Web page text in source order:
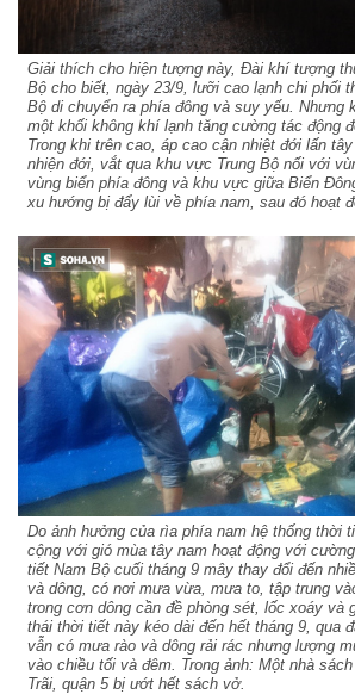
Giải thích cho hiện tượng này, Đài khí tượng
Bộ cho biết, ngày 23/9, lưỡi cao lạnh chi phối
Bộ di chuyển ra phía đông và suy yếu. Nhưng
một khối không khí lạnh tăng cường tác động
Trong khi trên cao, áp cao cận nhiệt đới lấn
nhiện đới, vắt qua khu vực Trung Bộ nối với
vùng biển phía đông và khu vực giữa Biển
xu hướng bị đẩy lùi về phía nam, sau đó hoạt
Do ảnh hưởng của rìa phía nam hệ thống thời
cộng với gió mùa tây nam hoạt động với
tiết Nam Bộ cuối tháng 9 mây thay đổi đến
và dông, có nơi mưa vừa, mưa to, tập trung
trong cơn dông cần đề phòng sét, lốc xoáy và
thái thời tiết này kéo dài đến hết tháng 9, qua
vẫn có mưa rào và dông rải rác nhưng lượng
vào chiều tối và đêm. Trong ảnh: Một nhà
Trãi, quận 5 bị ướt hết sách vở.